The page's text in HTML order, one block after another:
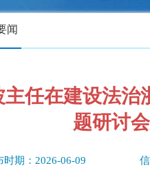
闻
主任在建设法治
题研讨
时期：2026-06-09